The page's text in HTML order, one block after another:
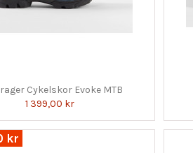
Cykelskor Evoke MTB
1 399,00 kr
kr